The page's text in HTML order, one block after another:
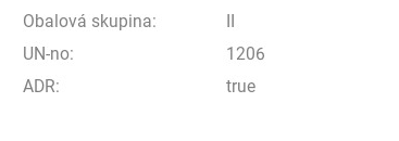
Obalová skupina:
II
UN-no:
1206
ADR:
true